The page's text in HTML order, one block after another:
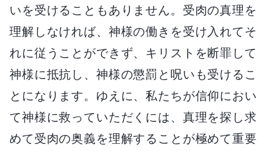
いを受けることもありません。受肉の真理を
理解しなければ、神様の働きを受け入れてそ
れに従うことができず、キリストを断罪して
神様に抵抗し、神様の懲罰と呪いも受けるこ
とになります。ゆえに、私たちが信仰におい
て神様に救っていただくには、真理を探し求
めて受肉の奥義を理解することが極めて重要